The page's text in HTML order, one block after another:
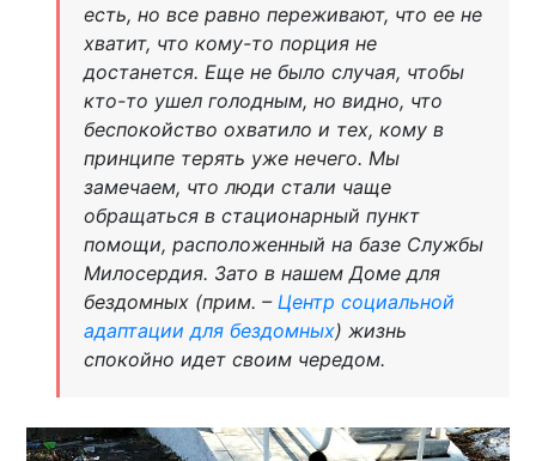
есть, но все равно переживают, что ее не
хватит, что кому-то порция не
достанется. Еще не было случая, чтобы
кто-то ушел голодным, но видно, что
беспокойство охватило и тех, кому в
принципе терять уже нечего. Мы
замечаем, что люди стали чаще
обращаться в стационарный пункт
помощи, расположенный на базе Службы
Милосердия. Зато в нашем Доме для
бездомных (прим. – Центр социальной
адаптации для бездомных) жизнь
спокойно идет своим чередом.